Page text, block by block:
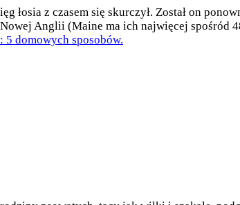
łosia z czasem się skurczył. Został on
Anglii (Maine ma ich najwięcej
5 domowych sposobów.